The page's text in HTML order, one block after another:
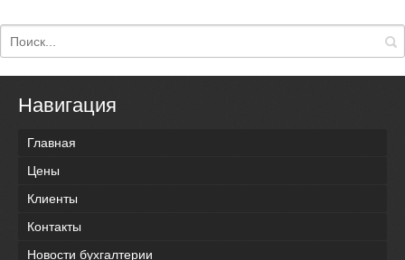
Навигация
Главная
Цены
Клиенты
Контакты
Новости бухгалтерии